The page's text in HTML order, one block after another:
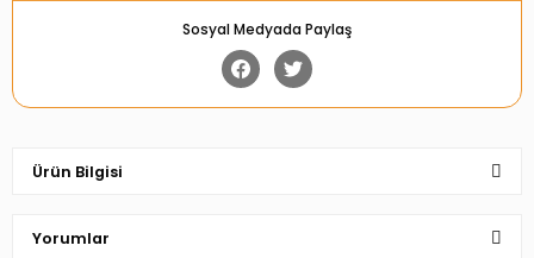
Sosyal Medyada Paylaş
Ürün Bilgisi
Yorumlar